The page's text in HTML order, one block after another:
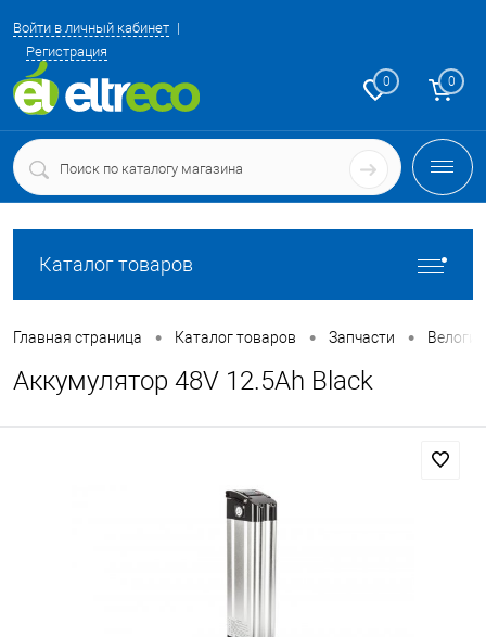
Войти в личный кабинет
Регистрация
0 0
Каталог товаров
Главная страница • Каталог товаров • Запчасти •
Аккумулятор 48V 12.5Ah Black